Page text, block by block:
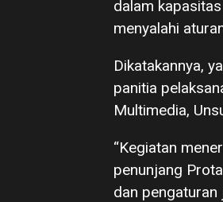
dalam
menyalahi
Dikatakannya,
panitia
Multimedia,
“Kegiatan
penunjang
dan pengaturan